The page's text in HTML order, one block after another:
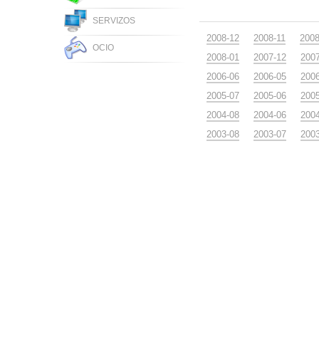
SERVIZOS
OCIO
2008-12 2008-11
2008-01
2007-12
2006-06
2006-05
2005-07
2005-06
2004-08
2004-06
2003-08
2003-07